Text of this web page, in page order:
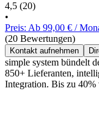
4,5 (20)
•
Preis: Ab 99,00 € /
(20 Bewertungen)
Kontakt aufnehmen
simple system bündelt
850+ Lieferanten,
Integration. Bis zu 40%